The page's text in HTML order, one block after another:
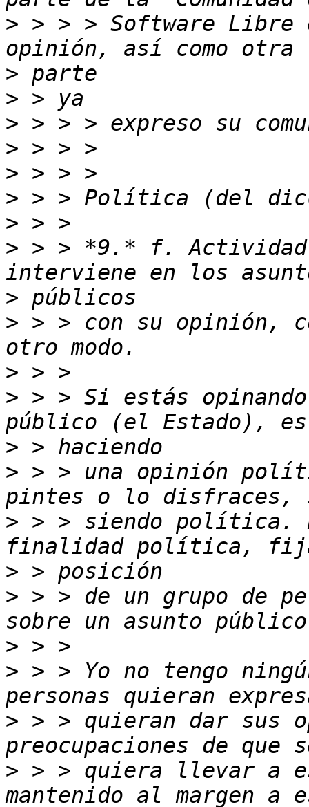
> > > > Software Libre
>
>
>
>
>
>
>
> > > *9.* f. Actividad
>
> > > con su opinión,
>
> > > Si estás
>
> > > una opinión
> > > siendo política.
>
> > > de un grupo de
>
> > > Yo no tengo
> > > quieran dar sus
> > > quiera llevar a